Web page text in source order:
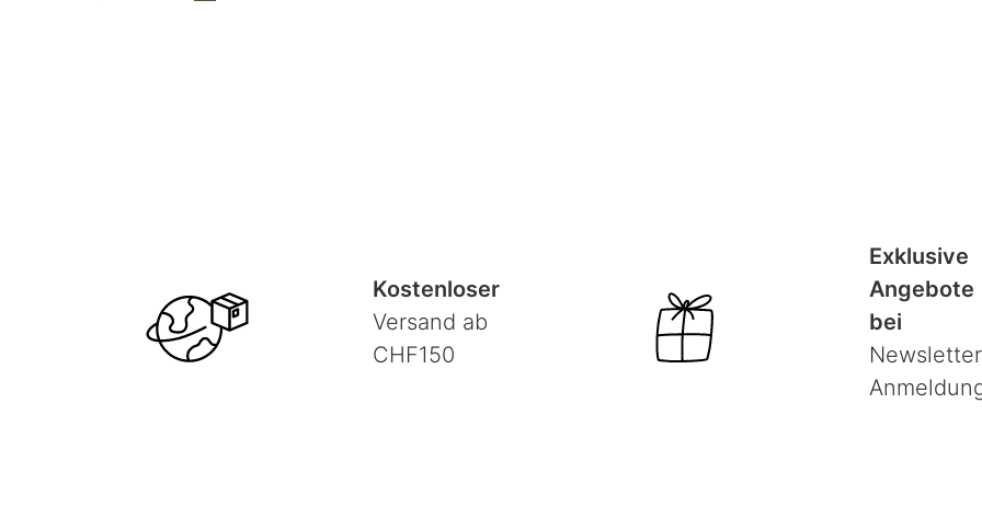
Kostenloser
Versand ab
CHF150
Exklusive
Angebote
bei